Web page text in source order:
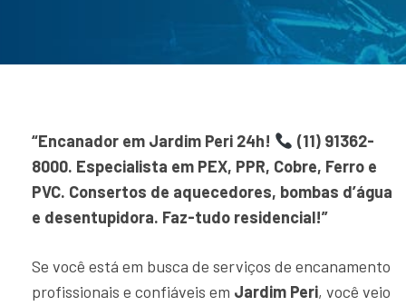
“Encanador em Jardim Peri 24h!
(11) 91362-
8000. Especialista em PEX, PPR, Cobre, Ferro e
PVC. Consertos de aquecedores, bombas d’água
e desentupidora. Faz-tudo residencial!”
Se você está em busca de serviços de encanamento
profissionais e confiáveis em Jardim Peri, você veio